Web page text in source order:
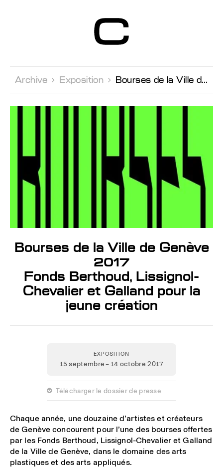
Contemporain
Genève
Archive  Exposition  Bourses de la Ville de Genève 2017 Fonds Berthoud, Lissignol-Chevalier et Galland pour la jeune création
Bourses de la Ville de Genève
2017
Fonds Berthoud, Lissignol-
Chevalier et Galland pour la
jeune création
EXPOSITION
15 septembre – 14 octobre 2017
 Télécharger le dossier de presse
Chaque année, une douzaine d’artistes et créateurs
de Genève concourent pour l’une des bourses offertes
par les Fonds Berthoud, Lissignol-Chevalier et Galland
de la Ville de Genève, dans le domaine des arts
plastiques et des arts appliqués.